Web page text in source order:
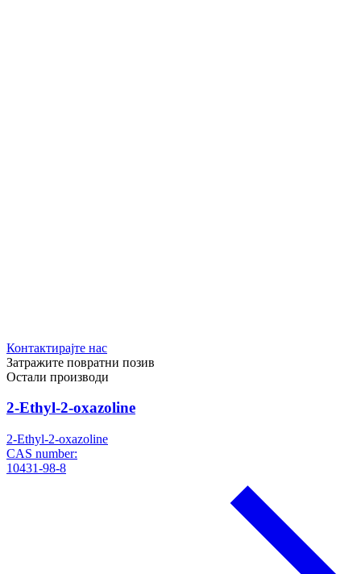
Контактирајте нас
Затражите повратни позив
Остали производи
2-Ethyl-2-oxazoline
2-Ethyl-2-oxazoline
CAS number:
10431-98-8